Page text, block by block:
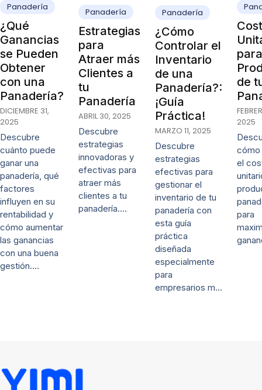
Panadería
¿Qué
Ganancias
se Pueden
Obtener
con una
Panadería?
DICIEMBRE 31,
2025
Descubre
cuánto puede
ganar una
panadería, qué
factores
influyen en su
rentabilidad y
cómo aumentar
las ganancias
con una buena
gestión.…
Panadería
Estrategias
para
Atraer más
Clientes a
tu
Panadería
ABRIL 30, 2025
Descubre
estrategias
innovadoras y
efectivas para
atraer más
clientes a tu
panadería.…
Panadería
¿Cómo
Controlar el
Inventario
de una
Panadería?:
¡Guía
Práctica!
MARZO 11, 2025
Descubre
estrategias
efectivas para
gestionar el
inventario de tu
panadería con
esta guía
práctica
diseñada
especialmente
para
empresarios m…
para
de
2025
cómo
el
para